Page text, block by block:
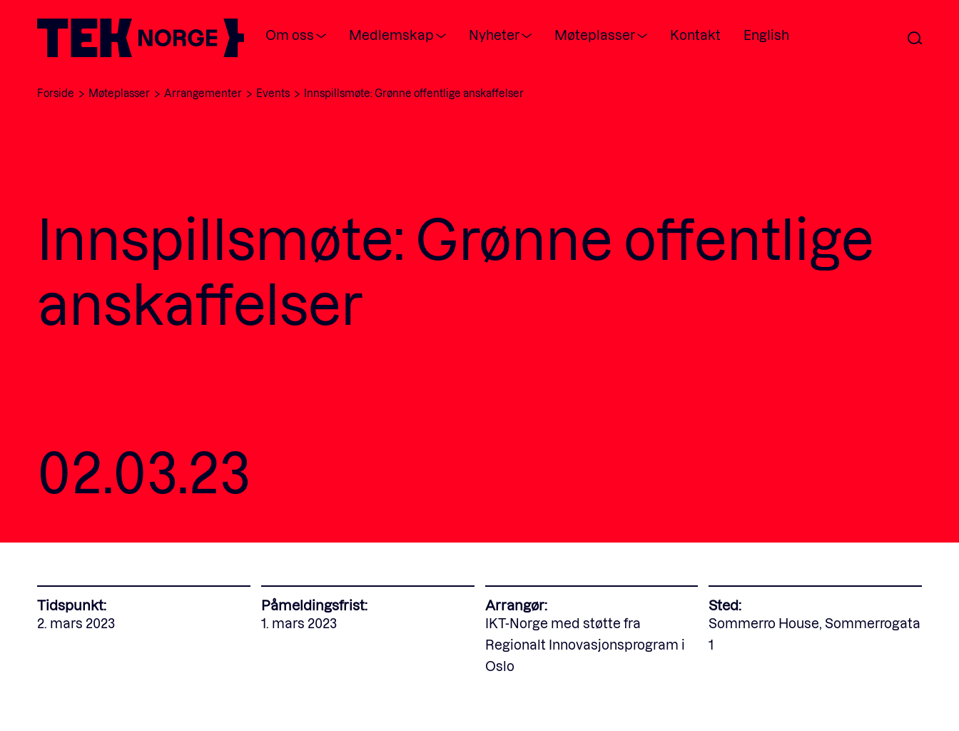
Om oss Medlemskap Nyheter Møteplasser Kontakt English
Medlemskap
Fagforum
Forside Møteplasser Arrangementer Events Innspillsmøte: Grønne offentlige anskaffelser
Innspillsmøte: Grønne offentlige
anskaffelser
02.03.23
Tidspunkt:
2. mars 2023
Påmeldingsfrist:
1. mars 2023
Arrangør:
IKT-Norge med støtte fra
Regionalt Innovasjonsprogram i
Oslo
Sted:
Sommerro House, Sommerrogata
1